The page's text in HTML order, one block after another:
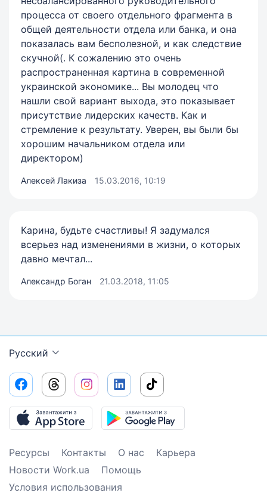
процесса от своего отдельного фрагмента в
общей деятельности отдела или банка, и она
показалась вам бесполезной, и как следствие
скучной(. К сожалению это очень
распространенная картина в современной
украинской экономике... Вы молодец что
нашли свой вариант выхода, это показывает
присутствие лидерских качеств. Как и
стремление к результату. Уверен, вы были бы
хорошим начальником отдела или
директором)
Алексей Лакиза 15.03.2016, 10:19
Карина, будьте счастливы! Я задумался
всерьез над изменениями в жизни, о которых
давно мечтал...
Александр Боган 21.03.2018, 11:05
Русский
Ресурсы Контакты О нас
Карьера
Новости Work.ua
Помощь
Условия использования